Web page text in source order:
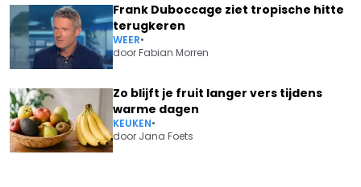
Frank Duboccage ziet tropische hitte
terugkeren
WEER•
doorFabian Morren
Zo blijft je fruit langer vers tijdens
warme dagen
KEUKEN•
door Jana Foets